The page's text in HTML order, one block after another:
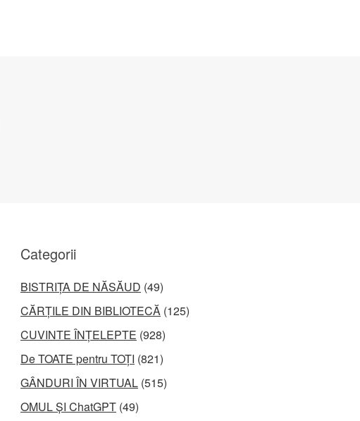
Categorii
BISTRIȚA DE NĂSĂUD (49)
CĂRȚILE DIN BIBLIOTECĂ (125)
CUVINTE ÎNȚELEPTE (928)
De TOATE pentru TOȚI (821)
GÂNDURI ÎN VIRTUAL (515)
OMUL ȘI ChatGPT (49)